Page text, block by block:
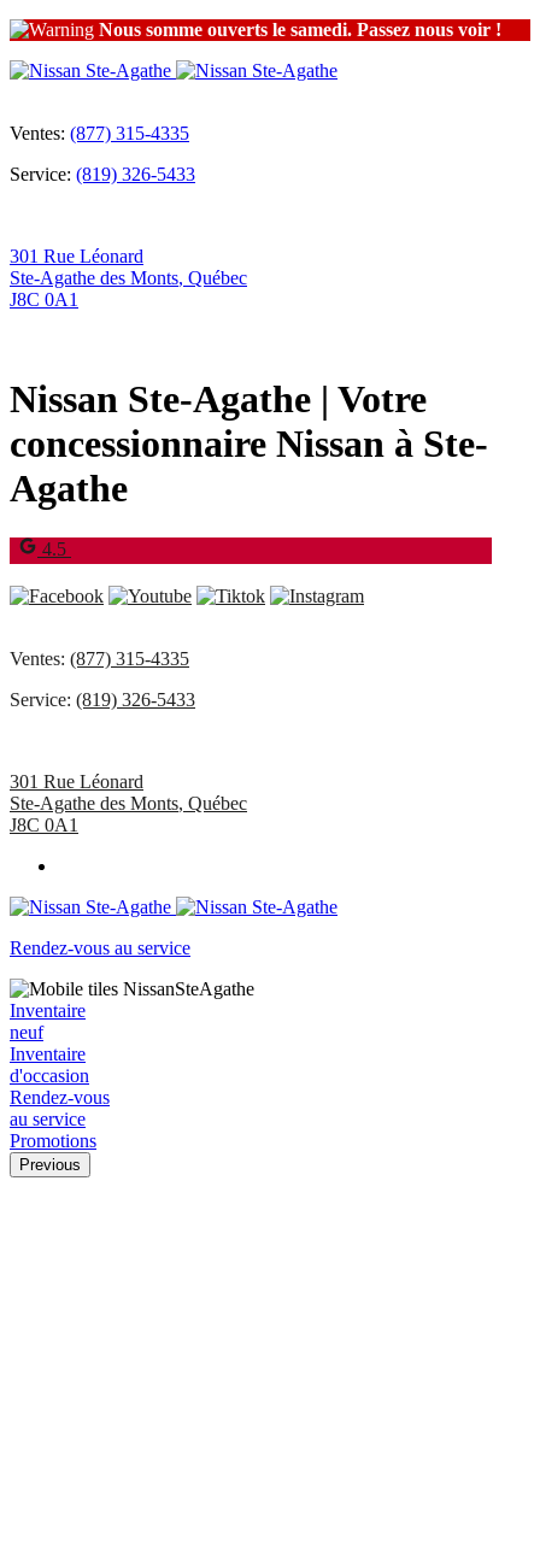
Nous somme ouverts le samedi. Passez nous voir !
Ventes: (877) 315-4335
Service: (819) 326-5433
301 Rue Léonard
Ste-Agathe des Monts, Québec
J8C 0A1
Nissan Ste-Agathe | Votre
concessionnaire Nissan à Ste-
Agathe
4.5
Ventes: (877) 315-4335
Service: (819) 326-5433
301 Rue Léonard
Ste-Agathe des Monts, Québec
J8C 0A1
Rendez-vous au service
Inventaire
neuf
Inventaire
d'occasion
Rendez-vous
au service
Promotions
Previous